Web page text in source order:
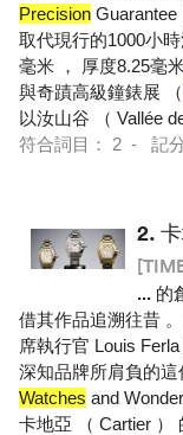
Precision
取代現行的1000小
毫米 ， 厚度8.25毫
與奇蹟高級鐘錶展 （
以汝山谷 （ Vallée
符合詞目： 2 - 記
2.
... 的
借其作品追溯往昔
席執行官 Louis
深知品牌所肩負的
Watches and
卡地亞 （ Cartier ）